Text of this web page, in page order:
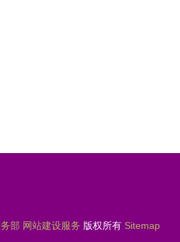
部 网站建设服务 版权所有 Sitemap